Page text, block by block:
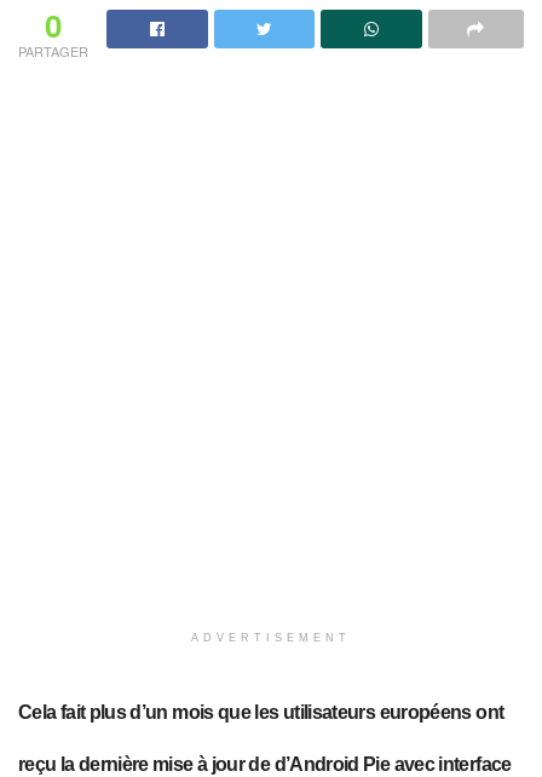
0
PARTAGER
ADVERTISEMENT
Cela fait plus d’un mois que les utilisateurs européens ont
reçu la dernière mise à jour de d’Android Pie avec interface